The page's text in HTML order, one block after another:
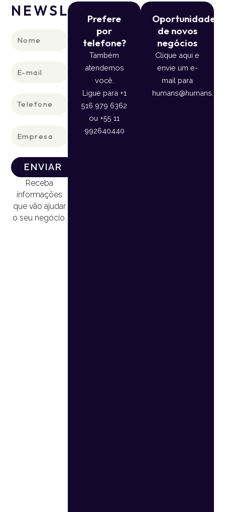
NEWSLETTER
ENVIAR
Receba
informações
que vão ajudar
o seu negócio.
Prefere
por
telefone?
Também
atendemos
você.
Ligue para +1
516 979 6362
ou +55 11
992640440
Oportunidade
de novos
negócios
Clique aqui e
envie um e-
mail para